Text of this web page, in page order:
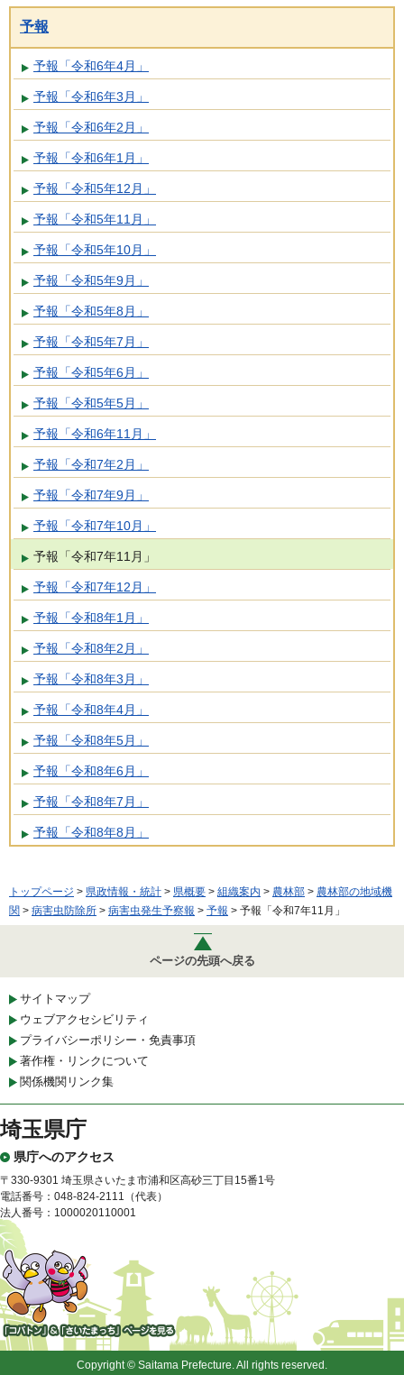
予報
予報「令和6年4月」
予報「令和6年3月」
予報「令和6年2月」
予報「令和6年1月」
予報「令和5年12月」
予報「令和5年11月」
予報「令和5年10月」
予報「令和5年9月」
予報「令和5年8月」
予報「令和5年7月」
予報「令和5年6月」
予報「令和5年5月」
予報「令和6年11月」
予報「令和7年2月」
予報「令和7年9月」
予報「令和7年10月」
予報「令和7年11月」
予報「令和7年12月」
予報「令和8年1月」
予報「令和8年2月」
予報「令和8年3月」
予報「令和8年4月」
予報「令和8年5月」
予報「令和8年6月」
予報「令和8年7月」
予報「令和8年8月」
トップページ > 県政情報・統計 > 県概要 > 組織案内 > 農林部 > 農林部の地域機
関 > 病害虫防除所 > 病害虫発生予察報 > 予報 > 予報「令和7年11月」
ページの先頭へ戻る
サイトマップ
ウェブアクセシビリティ
プライバシーポリシー・免責事項
著作権・リンクについて
関係機関リンク集
埼玉県庁
県庁へのアクセス
〒330-9301 埼玉県さいたま市浦和区高砂三丁目15番1号
電話番号：048-824-2111（代表）
法人番号：1000020110001
「コバトン」&「さいたまっ
Copyright © Saitama Prefecture. All rights reserved.